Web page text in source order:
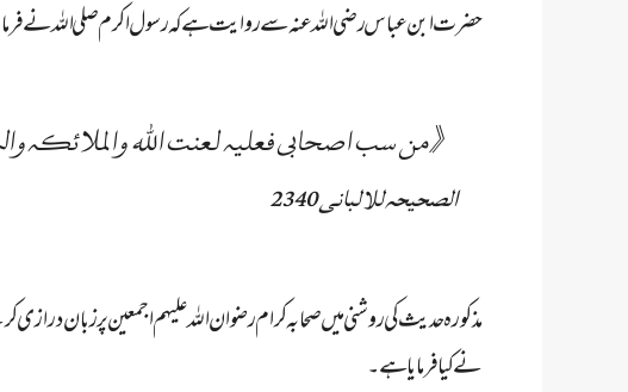
حضرت ابن عباس رضی اللہ عنہ سے روایت ہے کہ رسول اکرم صلی اللہ نے
《من سب اصحابی فعلیہ لعنت اللہ والملائکہ
الصحیحہ للالبانی 2340
مذکورہ حدیث کی روشنی میں صحابہ کرام رضوان اللہ علیہم اجمعین پر زبان
نے کیا فرمایا ہے۔